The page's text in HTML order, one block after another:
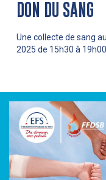
DON DU SANG
Une collecte de sang
2025 de 15h30 à